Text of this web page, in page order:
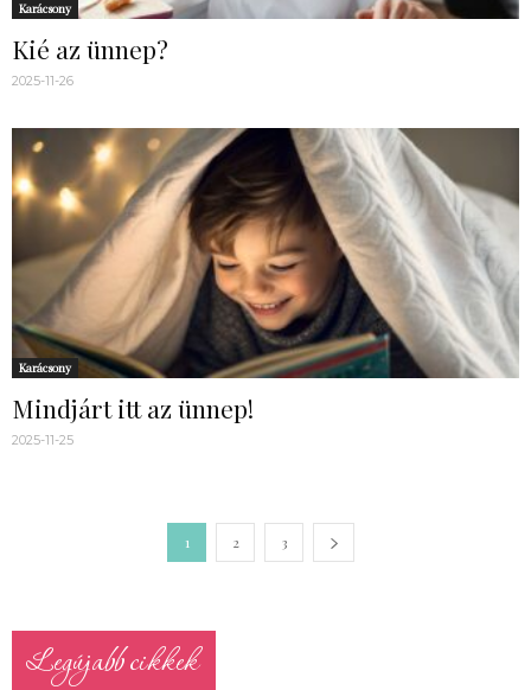
Karácsony
Kié az ünnep?
2025-11-26
Karácsony
Mindjárt itt az ünnep!
2025-11-25
1 2 3
Legújabb cikkek